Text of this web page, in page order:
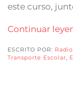
este curso,
Continuar
ESCRITO POR:
Transporte Escolar,